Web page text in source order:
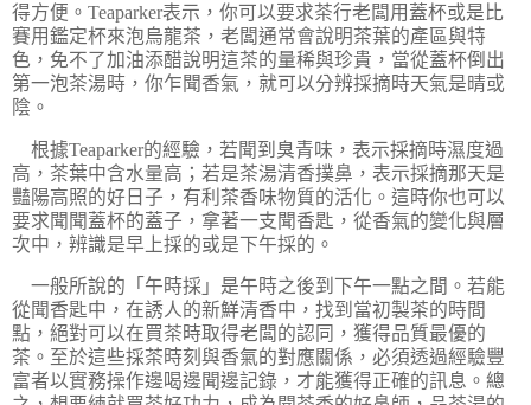
得方便。Teaparker表示，你可以要求茶行老闆用蓋杯或是比
賽用鑑定杯來泡烏龍茶，老闆通常會說明茶葉的產區與特
色，免不了加油添醋說明這茶的量稀與珍貴，當從蓋杯倒出
第一泡茶湯時，你乍聞香氣，就可以分辨採摘時天氣是晴或
陰。
根據Teaparker的經驗，若聞到臭青味，表示採摘時濕度過
高，茶葉中含水量高；若是茶湯清香撲鼻，表示採摘那天是
豔陽高照的好日子，有利茶香味物質的活化。這時你也可以
要求聞聞蓋杯的蓋子，拿著一支聞香匙，從香氣的變化與層
次中，辨識是早上採的或是下午採的。
一般所說的「午時採」是午時之後到下午一點之間。若能
從聞香匙中，在誘人的新鮮清香中，找到當初製茶的時間
點，絕對可以在買茶時取得老闆的認同，獲得品質最優的
茶。至於這些採茶時刻與香氣的對應關係，必須透過經驗豐
富者以實務操作邊喝邊聞邊記錄，才能獲得正確的訊息。總